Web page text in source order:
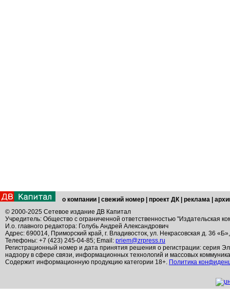
о компании свежий номер проект ДК реклама
© 2000-2025 Сетевое издание ДВ Капитал
Учредитель: Общество с ограниченной ответственностью "Издательская
И.о. главного редактора: Голубь Андрей Александрович
Адрес: 690014, Приморский край, г. Владивосток, ул. Некрасовская д. 36
Телефоны: +7 (423) 245-04-85; Email: priem@zrpress.ru
Регистрационный номер и дата принятия решения о регистрации: серия
надзору в сфере связи, информационных технологий и массовых
Содержит информационную продукцию категории 18+. Политика